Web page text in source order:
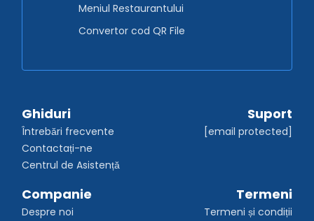
Meniul Restaurantului
Convertor cod QR File
Ghiduri
Întrebări frecvente
Contactați-ne
Centrul de Asistență
Suport
[email protected]
Companie
Despre noi
Termeni
Termeni și condiții